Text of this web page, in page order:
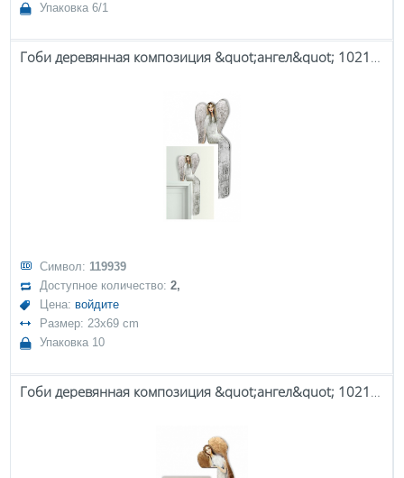
Упаковка 6/1
Гоби деревянная композиция &quot;ангел&quot; 102115
Символ: 119939
Доступное количество:2,
Цена: войдите
Размер: 23x69 cm
Упаковка 10
Гоби деревянная композиция &quot;ангел&quot; 102108